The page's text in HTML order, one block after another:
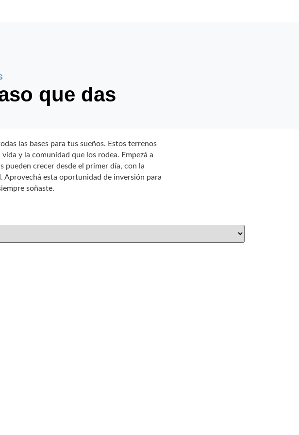
que das
las bases para tus sueños. Estos terrenos
y la comunidad que los rodea. Empezá a
pueden crecer desde el primer día, con la
Aprovechá esta oportunidad de inversión para
soñaste.